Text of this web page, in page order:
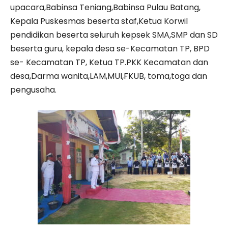
upacara,Babinsa Teniang,Babinsa Pulau Batang,
Kepala Puskesmas beserta staf,Ketua Korwil
pendidikan beserta seluruh kepsek SMA,SMP dan SD
beserta guru, kepala desa se-Kecamatan TP, BPD
se- Kecamatan TP, Ketua TP.PKK Kecamatan dan
desa,Darma wanita,LAM,MUI,FKUB, toma,toga dan
pengusaha.